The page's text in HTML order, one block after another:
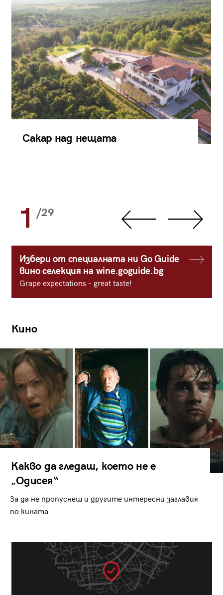
Сакар над нещата
1 /29
Избери от специалната ни Go Guide
вино селекция на wine.goguide.bg
Grape expectations - great taste!
Кино
Какво да гледаш, което не е
„Одисея“
За да не пропуснеш и другите интересни заглавия
по кината